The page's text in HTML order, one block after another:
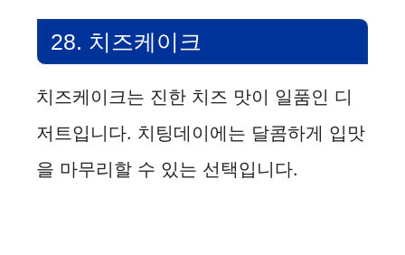
28. 치즈케이크
치즈케이크는 진한 치즈 맛이 일품인 디
저트입니다. 치팅데이에는 달콤하게 입맛
을 마무리할 수 있는 선택입니다.